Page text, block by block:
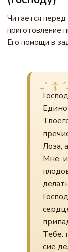
Читается
приготовление
Его помощи в
Лоза,
Мне,
Тебе:
сие